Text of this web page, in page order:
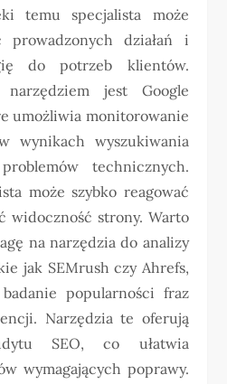
temu specjalista może
prowadzonych działań i
do potrzeb klientów.
jest Google
umożliwia monitorowanie
wynikach wyszukiwania
technicznych.
może szybko reagować
widoczność strony. Warto
na narzędzia do analizy
jak SEMrush czy Ahrefs,
popularności fraz
Narzędzia te oferują
SEO, co ułatwia
wymagających poprawy.